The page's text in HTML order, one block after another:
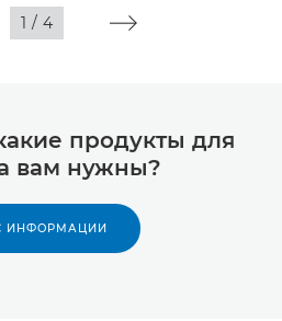
1 / 4
продукты для
вам нужны?
ИНФОРМАЦИИ